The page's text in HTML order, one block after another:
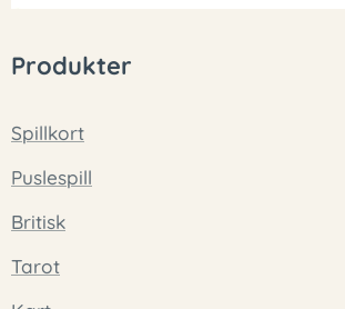
Produkter
Spillkort
Puslespill
Britisk
Tarot